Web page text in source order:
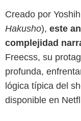
Creado por
Hakusho), este
complejidad
Freecss, su
profunda,
lógica típica del
disponible en